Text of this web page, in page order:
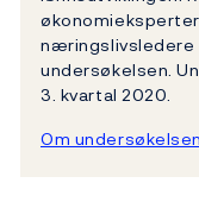
næringslivsledere
undersøkelsen.
3. kvartal 2020.
Om